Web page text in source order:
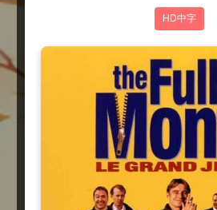
HD中字